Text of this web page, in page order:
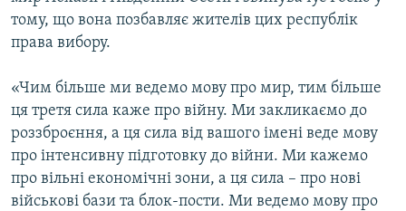
тому, що вона позбавляє жителів цих республік
права вибору.
«Чим більше ми ведемо мову про мир, тим більше
ця третя сила каже про війну. Ми закликаємо до
роззброєння, а ця сила від вашого імені веде мову
про інтенсивну підготовку до війни. Ми кажемо
про вільні економічні зони, а ця сила – про нові
військові бази та блок-пости. Ми ведемо мову про